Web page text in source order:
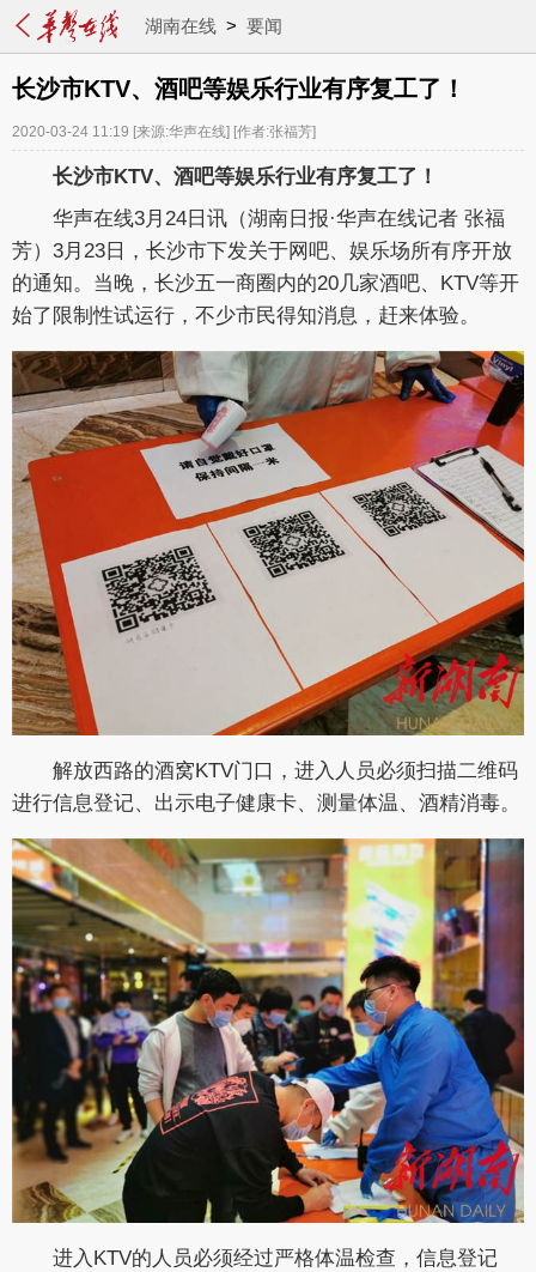
湖南在线> 要闻
长沙市KTV、酒吧等娱乐行业有序复工了！
2020-03-24 11:19 [来源:华声在线] [作者:张福芳]
长沙市KTV、酒吧等娱乐行业有序复工了！
华声在线3月24日讯（湖南日报·华声在线记者 张福
芳）3月23日，长沙市下发关于网吧、娱乐场所有序开放
的通知。当晚，长沙五一商圈内的20几家酒吧、KTV等开
始了限制性试运行，不少市民得知消息，赶来体验。
解放西路的酒窝KTV门口，进入人员必须扫描二维码
进行信息登记、出示电子健康卡、测量体温、酒精消毒。
进入KTV的人员必须经过严格体温检查，信息登记